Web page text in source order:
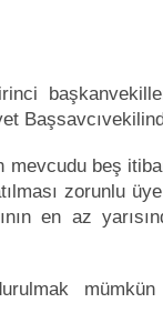
beş
zorunlu
en az